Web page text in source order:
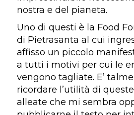
nostra e del pianeta.
Uno di questi è la Food
di Pietrasanta al cui
affisso un piccolo
a tutti i motivi per cui le
vengono tagliate. E’
ricordare l’utilità di
alleate che mi sembra